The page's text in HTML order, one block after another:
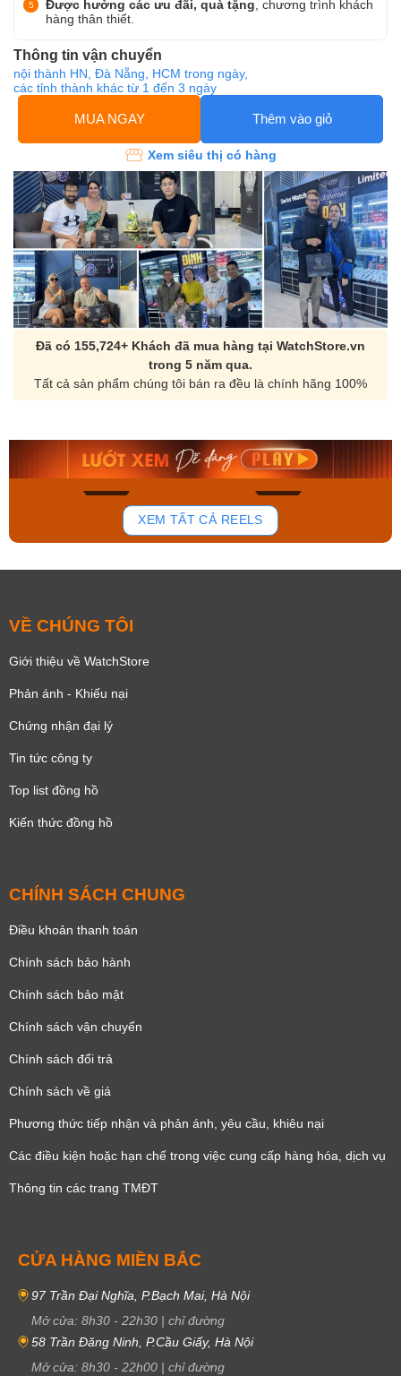
Được hưởng các ưu đãi, quà tặng , chương trình khách
hàng thân thiết.
Thông tin vận chuyển
nội thành HN, Đà Nẵng, HCM trong ngày,
các tỉnh thành khác từ 1 đến 3 ngày
MUA NGAY Thêm vào giỏ
Xem siêu thị có hàng
Đã có 155,724+ Khách đã mua hàng tại WatchStore.vn
trong 5 năm qua.
Tất cả sản phẩm chúng tôi bán ra đều là chính hãng 100%
154
Orient Nam RA-
Mua ngay
Casio Nam MTS-
Mua ngay
XEM TẤT CẢ REELS
VỀ CHÚNG TÔI
Giới thiệu về WatchStore
Phản ánh - Khiếu nại
Chứng nhận đại lý
Tin tức công ty
Top list đồng hồ
Kiến thức đồng hồ
CHÍNH SÁCH CHUNG
Điều khoản thanh toán
Chính sách bảo hành
Chính sách bảo mật
Chính sách vận chuyển
Chính sách đổi trả
Chính sách về giá
Phương thức tiếp nhận và phản ánh, yêu cầu, khiêu nại
Các điều kiện hoặc hạn chế trong việc cung cấp hàng hóa, dịch vụ
Thông tin các trang TMĐT
CỬA HÀNG MIỀN BẮC
97 Trần Đại Nghĩa, P.Bạch Mai, Hà Nội
Mở cửa: 8h30 - 22h30 | chỉ đường
58 Trần Đăng Ninh, P.Cầu Giấy, Hà Nội
Mở cửa: 8h30 - 22h00 | chỉ đường